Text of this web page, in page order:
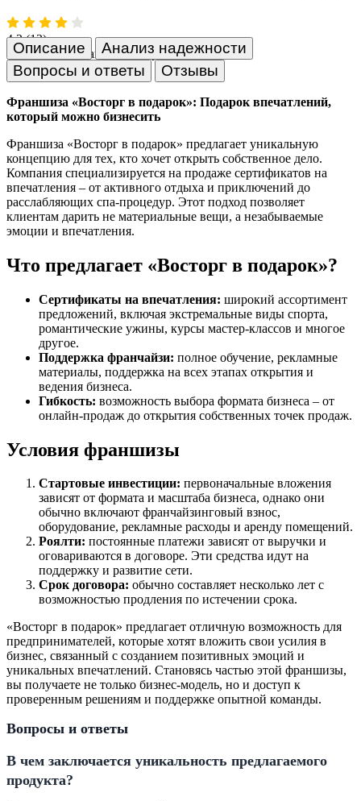
4.3 (13)
Франшизы организации праздников
Описание
Анализ надежности
Вопросы и ответы
Отзывы
Франшиза «Восторг в подарок»: Подарок впечатлений,
который можно бизнесить
Франшиза «Восторг в подарок» предлагает уникальную
концепцию для тех, кто хочет открыть собственное дело.
Компания специализируется на продаже сертификатов на
впечатления – от активного отдыха и приключений до
расслабляющих спа-процедур. Этот подход позволяет
клиентам дарить не материальные вещи, а незабываемые
эмоции и впечатления.
Что предлагает «Восторг в подарок»?
Сертификаты на впечатления: широкий ассортимент
предложений, включая экстремальные виды спорта,
романтические ужины, курсы мастер-классов и многое
другое.
Поддержка франчайзи: полное обучение, рекламные
материалы, поддержка на всех этапах открытия и
ведения бизнеса.
Гибкость: возможность выбора формата бизнеса – от
онлайн-продаж до открытия собственных точек продаж.
Условия франшизы
Стартовые инвестиции: первоначальные вложения
зависят от формата и масштаба бизнеса, однако они
обычно включают франчайзинговый взнос,
оборудование, рекламные расходы и аренду помещений.
Роялти: постоянные платежи зависят от выручки и
оговариваются в договоре. Эти средства идут на
поддержку и развитие сети.
Срок договора: обычно составляет несколько лет с
возможностью продления по истечении срока.
«Восторг в подарок» предлагает отличную возможность для
предпринимателей, которые хотят вложить свои усилия в
бизнес, связанный с созданием позитивных эмоций и
уникальных впечатлений. Становясь частью этой франшизы,
вы получаете не только бизнес-модель, но и доступ к
проверенным решениям и поддержке опытной команды.
Вопросы и ответы
В чем заключается уникальность предлагаемого
продукта?